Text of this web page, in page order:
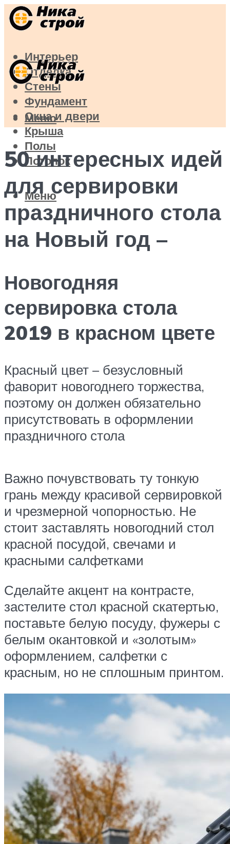
Интерьер
Отделка
Стены
Фундамент
Окна и двери
Крыша
Полы
Потолок
Меню
Меню
50 интересных идей
для сервировки
праздничного стола
на Новый год –
Новогодняя
сервировка стола
2019 в красном цвете
Красный цвет – безусловный
фаворит новогоднего торжества,
поэтому он должен обязательно
присутствовать в оформлении
праздничного стола
Важно почувствовать ту тонкую
грань между красивой сервировкой
и чрезмерной чопорностью. Не
стоит заставлять новогодний стол
красной посудой, свечами и
красными салфетками
Сделайте акцент на контрасте,
застелите стол красной скатертью,
поставьте белую посуду, фужеры с
белым окантовкой и «золотым»
оформлением, салфетки с
красным, но не сплошным принтом.